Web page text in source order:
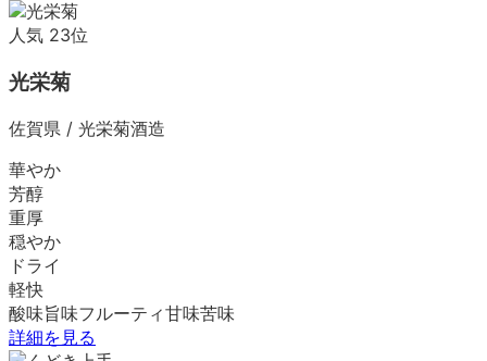
人気 23位
光栄菊
佐賀県 / 光栄菊酒造
華やか
芳醇
重厚
穏やか
ドライ
軽快
酸味旨味フルーティ甘味苦味
詳細を見る